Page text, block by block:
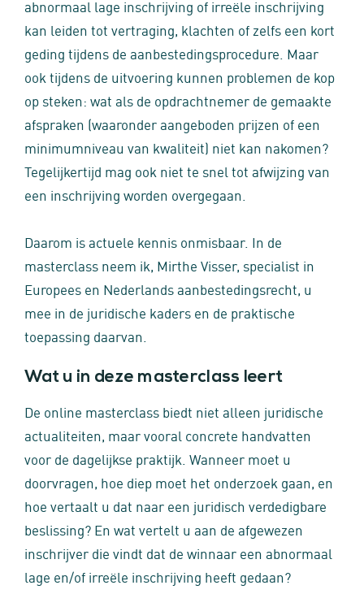
abnormaal lage inschrijving of irreële inschrijving
kan leiden tot vertraging, klachten of zelfs een kort
geding tijdens de aanbestedingsprocedure. Maar
ook tijdens de uitvoering kunnen problemen de kop
op steken: wat als de opdrachtnemer de gemaakte
afspraken (waaronder aangeboden prijzen of een
minimumniveau van kwaliteit) niet kan nakomen?
Tegelijkertijd mag ook niet te snel tot afwijzing van
een inschrijving worden overgegaan.
Daarom is actuele kennis onmisbaar. In de
masterclass neem ik, Mirthe Visser, specialist in
Europees en Nederlands aanbestedingsrecht, u
mee in de juridische kaders en de praktische
toepassing daarvan.
Wat u in deze masterclass leert
De online masterclass biedt niet alleen juridische
actualiteiten, maar vooral concrete handvatten
voor de dagelijkse praktijk. Wanneer moet u
doorvragen, hoe diep moet het onderzoek gaan, en
hoe vertaalt u dat naar een juridisch verdedigbare
beslissing? En wat vertelt u aan de afgewezen
inschrijver die vindt dat de winnaar een abnormaal
lage en/of irreële inschrijving heeft gedaan?